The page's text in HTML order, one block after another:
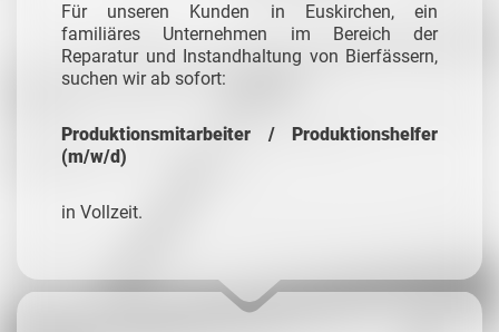
Für unseren Kunden in Euskirchen, ein
familiäres Unternehmen im Bereich der
Reparatur und Instandhaltung von Bierfässern,
suchen wir ab sofort:
Produktionsmitarbeiter / Produktionshelfer
(m/w/d)
in Vollzeit.